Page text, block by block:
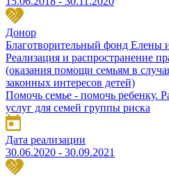
Донор
Благотворительный фонд Елены
Реализация и распространение
(оказания помощи семьям в
законных интересов детей)
Помочь семье - помочь ребенку.
услуг для семей группы риска
Дата реализации
30.06.2020 - 30.09.2021